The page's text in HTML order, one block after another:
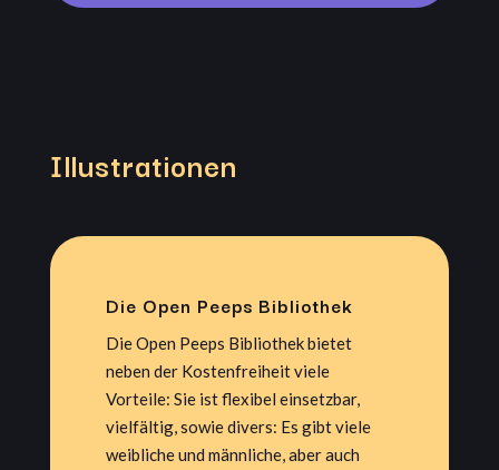
Illustrationen
Die Open Peeps Bibliothek
Die Open Peeps Bibliothek bietet
neben der Kostenfreiheit viele
Vorteile: Sie ist flexibel einsetzbar,
vielfältig, sowie divers: Es gibt viele
weibliche und männliche, aber auch